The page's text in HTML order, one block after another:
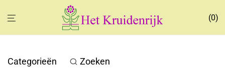
0
Categorieën Zoeken